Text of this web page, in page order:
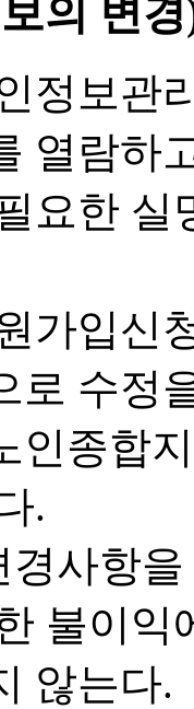
의 변
정보관
열람하
요한 실
가입신
로 수정
인종합
.
사항을
불이
않는다.